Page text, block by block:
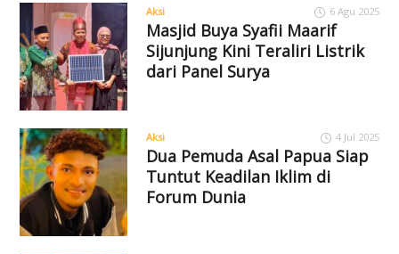
Aksi 6 Agu 2025
Masjid Buya Syafii Maarif
Sijunjung Kini Teraliri Listrik
dari Panel Surya
Aksi 4 Jul 2025
Dua Pemuda Asal Papua Siap
Tuntut Keadilan Iklim di
Forum Dunia